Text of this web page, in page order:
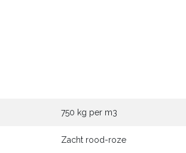
750 kg per m3
Zacht rood-roze